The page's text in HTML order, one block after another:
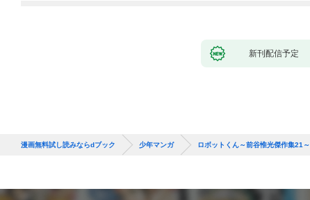
新刊配信予定
漫画無料試し読みならdブック 少年マンガ ロボットくん～前谷惟光傑作集21～